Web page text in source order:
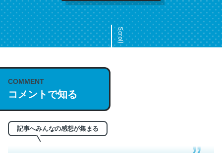
Scroll
COMMENT
コメントで知る
記事へみんなの感想が集まる
これは名文。彼はとてもクレバーなんだろうなと凄く思
う。英語少しでも読める人は原文もお勧め。自分はこの流
れ好き。Let’s Fucking Go. Then Covid hit. Shit.
─今のこの状況が信じられるかい？ by ラーズ・ヌートバー